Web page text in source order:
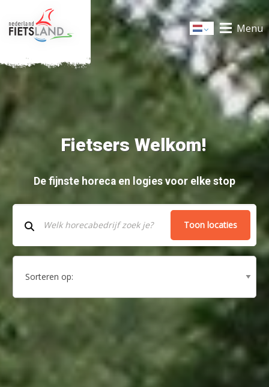
Dutch Menu
Fietsers Welkom!
De fijnste horeca en logies voor elke stop